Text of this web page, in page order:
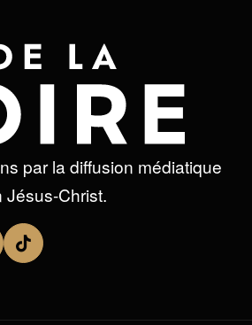
par la diffusion médiatique
Jésus-Christ.